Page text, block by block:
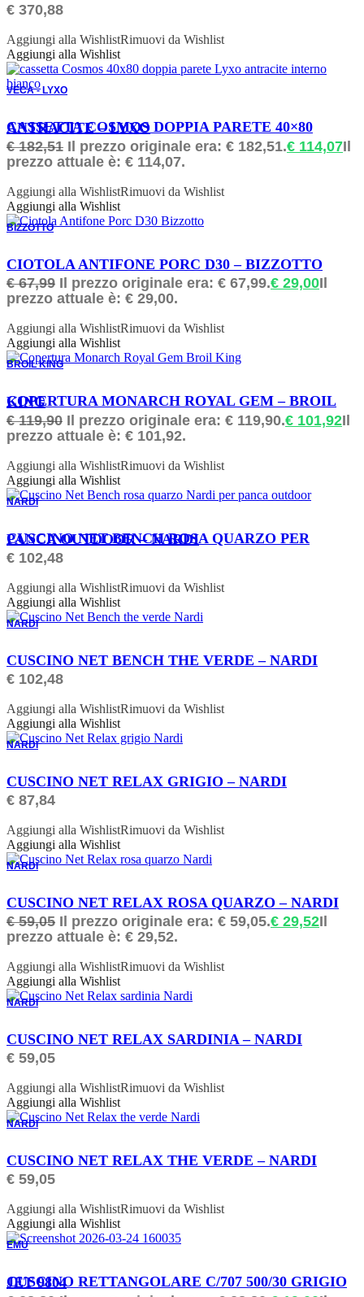
€ 370,88
Aggiungi alla WishlistRimuovi da Wishlist
Aggiungi alla Wishlist
VECA - LYXO
ORDINABILE
CASSETTA COSMOS DOPPIA PARETE 40×80 ANTRACITE – LYXO
€182,51 Il prezzo originale era: € 182,51.€ 114,07Il
prezzo attuale è: € 114,07.
Aggiungi alla WishlistRimuovi da Wishlist
Aggiungi alla Wishlist
BIZZOTTO
ORDINABILE
CIOTOLA ANTIFONE PORC D30 – BIZZOTTO
€67,99 Il prezzo originale era: € 67,99.€ 29,00Il
prezzo attuale è: € 29,00.
Aggiungi alla WishlistRimuovi da Wishlist
Aggiungi alla Wishlist
BROIL KING
ORDINABILE
COPERTURA MONARCH ROYAL GEM – BROIL KING
€119,90 Il prezzo originale era: € 119,90.€ 101,92Il
prezzo attuale è: € 101,92.
Aggiungi alla WishlistRimuovi da Wishlist
Aggiungi alla Wishlist
NARDI
ORDINABILE
CUSCINO NET BENCH ROSA QUARZO PER PANCA OUTDOOR – NARDI
€ 102,48
Aggiungi alla WishlistRimuovi da Wishlist
Aggiungi alla Wishlist
NARDI
ORDINABILE
CUSCINO NET BENCH THE VERDE – NARDI
€ 102,48
Aggiungi alla WishlistRimuovi da Wishlist
Aggiungi alla Wishlist
NARDI
ORDINABILE
CUSCINO NET RELAX GRIGIO – NARDI
€ 87,84
Aggiungi alla WishlistRimuovi da Wishlist
Aggiungi alla Wishlist
NARDI
ORDINABILE
CUSCINO NET RELAX ROSA QUARZO – NARDI
€59,05 Il prezzo originale era: € 59,05.€ 29,52Il
prezzo attuale è: € 29,52.
Aggiungi alla WishlistRimuovi da Wishlist
Aggiungi alla Wishlist
NARDI
ORDINABILE
CUSCINO NET RELAX SARDINIA – NARDI
€ 59,05
Aggiungi alla WishlistRimuovi da Wishlist
Aggiungi alla Wishlist
NARDI
ORDINABILE
CUSCINO NET RELAX THE VERDE – NARDI
€ 59,05
Aggiungi alla WishlistRimuovi da Wishlist
Aggiungi alla Wishlist
EMU
ORDINABILE
CUSCINO RETTANGOLARE C/707 500/30 GRIGIO JET 9804